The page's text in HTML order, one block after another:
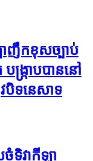
ា​ញឹក​ខុស​ច្បាប់​
ង្ក្រាប​បាន​នៅ​
បិទ​នេសាទ
ទិវាកីឡា